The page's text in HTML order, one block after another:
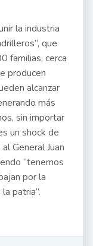
la industria
que
familias, cerca
producen
alcanzar
más
sin importar
un shock de
General Juan
“tenemos
por la
patria”.